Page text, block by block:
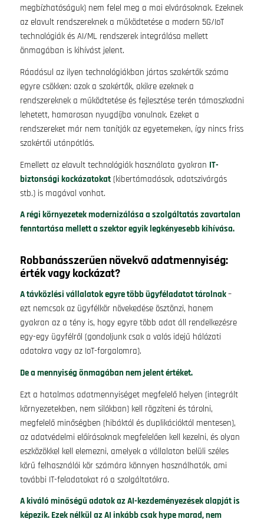
megbízhatóságuk) nem felel meg a mai elvárásoknak. Ezeknek
az elavult rendszereknek a működtetése a modern 5G/IoT
technológiák és AI/ML rendszerek integrálása mellett
önmagában is kihívást jelent.
Ráadásul az ilyen technológiákban jártas szakértők száma
egyre csökken: azok a szakértők, akikre ezeknek a
rendszereknek a működtetése és fejlesztése terén támaszkodni
lehetett, hamarosan nyugdíjba vonulnak. Ezeket a
rendszereket már nem tanítják az egyetemeken, így nincs friss
szakértői utánpótlás.
Emellett az elavult technológiák használata gyakran IT-
biztonsági kockázatokat(kibertámadások, adatszivárgás
stb.) is magával vonhat.
A régi környezetek modernizálása a szolgáltatás zavartalan
fenntartása mellett a szektor egyik legkényesebb kihívása.
Robbanásszerűen növekvő adatmennyiség:
érték vagy kockázat?
A távközlési vállalatok egyre több ügyféladatot tárolnak–
ezt nemcsak az ügyfélkör növekedése ösztönzi, hanem
gyakran az a tény is, hogy egyre több adat áll rendelkezésre
egy-egy ügyfélről (gondoljunk csak a valós idejű hálózati
adatokra vagy az IoT-forgalomra).
De a mennyiség önmagában nem jelent értéket.
Ezt a hatalmas adatmennyiséget megfelelő helyen (integrált
környezetekben, nem silókban) kell rögzíteni és tárolni,
megfelelő minőségben (hibáktól és duplikációktól mentesen),
az adatvédelmi előírásoknak megfelelően kell kezelni, és olyan
eszközökkel kell elemezni, amelyek a vállalaton belüli széles
körű felhasználói kör számára könnyen használhatók, ami
további IT-feladatokat ró a szolgáltatókra.
A kiváló minőségű adatok az AI-kezdeményezések alapját is
képezik. Ezek nélkül az AI inkább csak hype marad, nem